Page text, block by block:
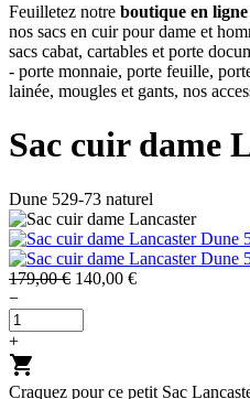
Feuilletez notre boutique en
nos sacs en cuir pour dame et
sacs cabat, cartables et porte
- porte monnaie, porte feuille,
lainée, mougles et gants, nos
Sac cuir dame
Dune 529-73 naturel
179,00 € 140,00 €
−
+
shopping_cart
Craquez pour ce petit Sac